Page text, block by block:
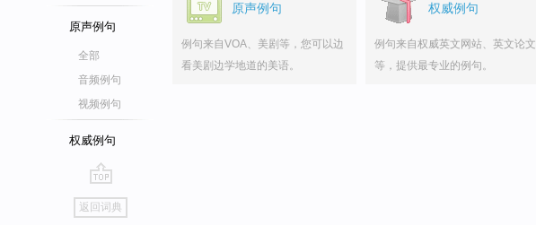
原声例句
全部
音频例句
视频例句
权威例句
go
top
返回词典
原声例句
例句来自VOA、美剧等，您可以边
看美剧边学地道的美语。
权威例句
例句来自权威英文网站、英文论文
等，提供最专业的例句。